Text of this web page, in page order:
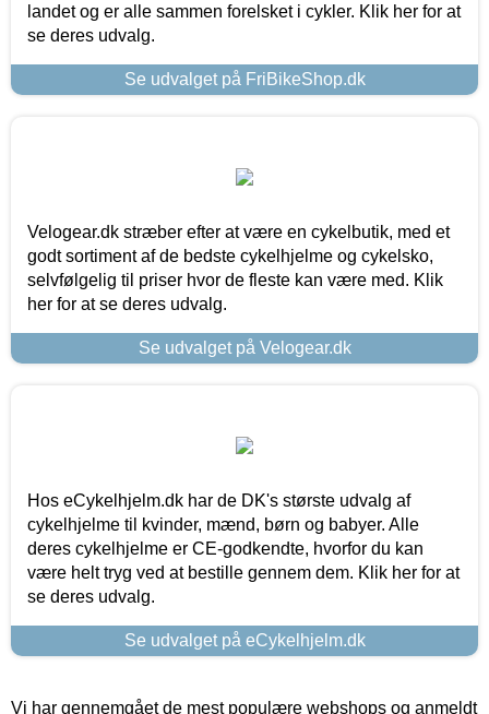
landet og er alle sammen forelsket i cykler. Klik her for at
se deres udvalg.
Se udvalget på FriBikeShop.dk
Velogear.dk stræber efter at være en cykelbutik, med et
godt sortiment af de bedste cykelhjelme og cykelsko,
selvfølgelig til priser hvor de fleste kan være med. Klik
her for at se deres udvalg.
Se udvalget på Velogear.dk
Hos eCykelhjelm.dk har de DK's største udvalg af
cykelhjelme til kvinder, mænd, børn og babyer. Alle
deres cykelhjelme er CE-godkendte, hvorfor du kan
være helt tryg ved at bestille gennem dem. Klik her for at
se deres udvalg.
Se udvalget på eCykelhjelm.dk
Vi har gennemgået de mest populære webshops og anmeldt